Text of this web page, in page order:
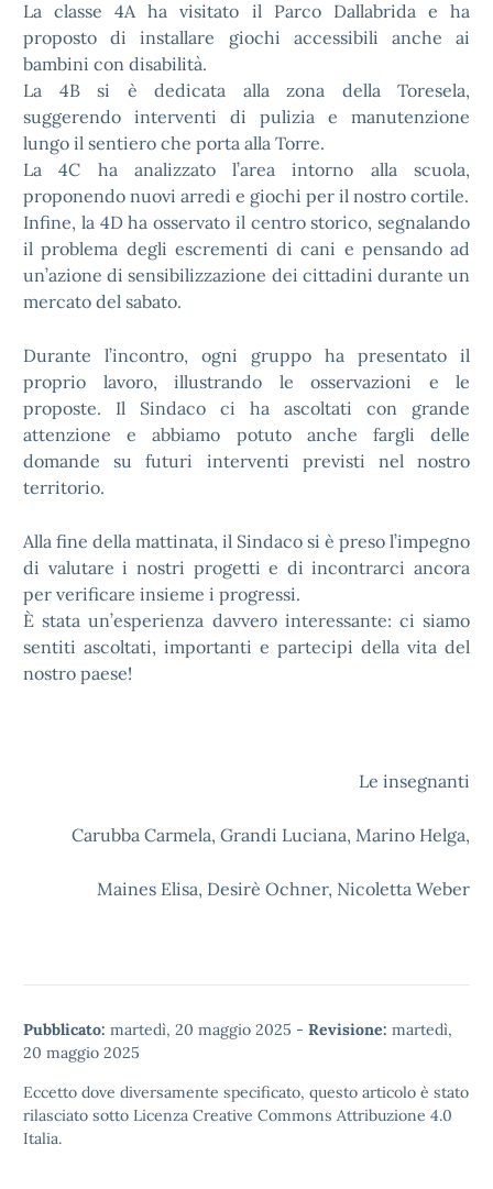
La classe 4A ha visitato il Parco Dallabrida e ha
proposto di installare giochi accessibili anche ai
bambini con disabilità.
La 4B si è dedicata alla zona della Toresela,
suggerendo interventi di pulizia e manutenzione
lungo il sentiero che porta alla Torre.
La 4C ha analizzato l’area intorno alla scuola,
proponendo nuovi arredi e giochi per il nostro cortile.
Infine, la 4D ha osservato il centro storico, segnalando
il problema degli escrementi di cani e pensando ad
un’azione di sensibilizzazione dei cittadini durante un
mercato del sabato.
Durante l’incontro, ogni gruppo ha presentato il
proprio lavoro, illustrando le osservazioni e le
proposte. Il Sindaco ci ha ascoltati con grande
attenzione e abbiamo potuto anche fargli delle
domande su futuri interventi previsti nel nostro
territorio.
Alla fine della mattinata, il Sindaco si è preso l’impegno
di valutare i nostri progetti e di incontrarci ancora
per verificare insieme i progressi.
È stata un’esperienza davvero interessante: ci siamo
sentiti ascoltati, importanti e partecipi della vita del
nostro paese!
Le insegnanti
Carubba Carmela, Grandi Luciana, Marino Helga,
Maines Elisa, Desirè Ochner, Nicoletta Weber
Pubblicato: martedì, 20 maggio 2025 - Revisione: martedì,
20 maggio 2025
Eccetto dove diversamente specificato, questo articolo è stato
rilasciato sotto Licenza Creative Commons Attribuzione 4.0
Italia.